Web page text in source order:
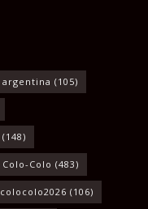
argentina (105)
(148)
Colo-Colo (483)
colocolo2026 (106)